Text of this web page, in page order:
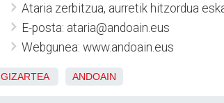
Ataria zerbitzua, aurretik hitzordua
E-posta: ataria@andoain.eus
Webgunea: www.andoain.eus
GIZARTEA ANDOAIN